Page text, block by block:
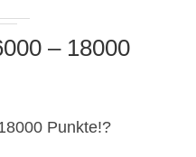
– 18000
Punkte!?